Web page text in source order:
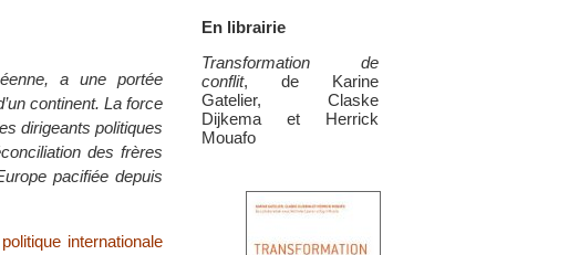
En librairie
Transformation de
conflit, de Karine
Gatelier, Claske
Dijkema et Herrick
Mouafo
a une portée
continent. La force
dirigeants politiques
des frères
pacifiée depuis
internationale